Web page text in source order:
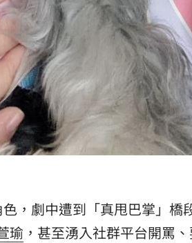
，劇中遭到「真甩巴掌」橋
瑜 ，甚至湧入社群平台開罵